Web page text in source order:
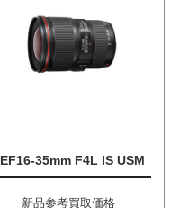
EF16-35mm F4L IS USM
新品参考買取価格